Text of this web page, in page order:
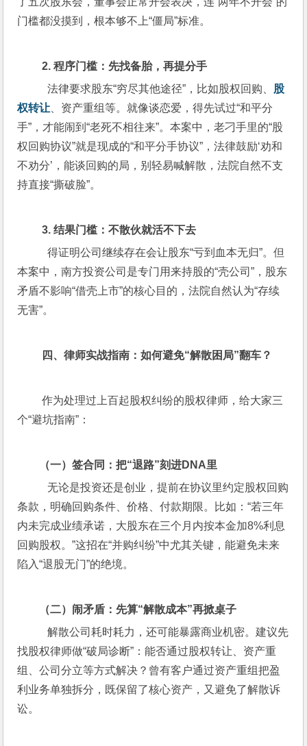
门槛都没摸到，根本够不上“僵局”标准。
2. 程序门槛：先找备胎，再提分手
法律要求股东“穷尽其他途径”，比如股权回购、 股
权转让 、资产重组等。就像谈恋爱，得先试过“和平分
手”，才能闹到“老死不相往来”。本案中，老刁手里的“股
权回购协议”就是现成的“和平分手协议”，法律鼓励‘劝和
不劝分’，能谈回购的局，别轻易喊解散，法院自然不支
持直接“撕破脸”。
3. 结果门槛：不散伙就活不下去
得证明公司继续存在会让股东“亏到血本无归”。但
本案中，南方投资公司是专门用来持股的“壳公司”，股东
矛盾不影响“借壳上市”的核心目的，法院自然认为“存续
无害”。
四、律师实战指南：如何避免“解散困局”翻车？
作为处理过上百起股权纠纷的股权律师，给大家三
个“避坑指南”：
（一）签合同：把“退路”刻进DNA里
无论是投资还是创业，提前在协议里约定股权回购
条款，明确回购条件、价格、付款期限。比如：“若三年
内未完成业绩承诺，大股东在三个月内按本金加8%利息
回购股权。”这招在“并购纠纷”中尤其关键，能避免未来
陷入“退股无门”的绝境。
（二）闹矛盾：先算“解散成本”再掀桌子
解散公司耗时耗力，还可能暴露商业机密。建议先
找股权律师做“破局诊断”：能否通过股权转让、资产重
组、公司分立等方式解决？曾有客户通过资产重组把盈
利业务单独拆分，既保留了核心资产，又避免了解散诉
讼。